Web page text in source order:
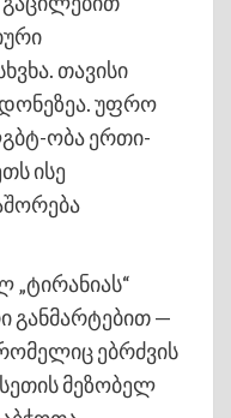
თავისი
უფრო
ობა ერთი-
ისე
„ტირანიას“
განმარტებით —
ებრძვის
მეზობელ